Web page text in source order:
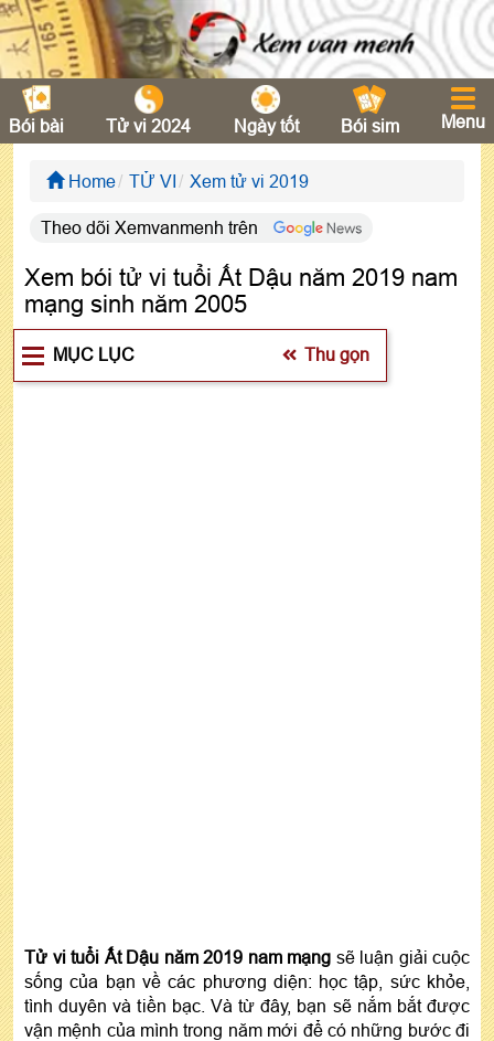
Bói bài Tử vi 2024 Ngày tốt Bói sim Menu
Home TỬ VI Xem tử vi 2019
Theo dõi Xemvanmenh trên
Xem bói tử vi tuổi Ất Dậu năm 2019 nam
mạng sinh năm 2005
MỤC LỤC Thu gọn
Tử vi tuổi Ất Dậu năm 2019 nam mạng sẽ luận giải cuộc
sống của bạn về các phương diện: học tập, sức khỏe,
tình duyên và tiền bạc. Và từ đây, bạn sẽ nắm bắt được
vận mệnh của mình trong năm mới để có những bước đi